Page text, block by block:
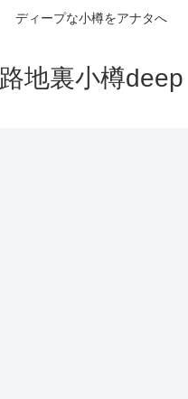
ディープな小樽をアナタへ
路地裏小樽deep